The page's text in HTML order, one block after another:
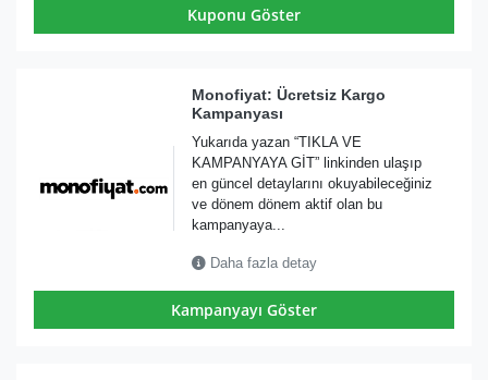
Kuponu Göster
Monofiyat: Ücretsiz Kargo
Kampanyası
Yukarıda yazan “TIKLA VE
KAMPANYAYA GİT” linkinden ulaşıp
en güncel detaylarını okuyabileceğiniz
ve dönem dönem aktif olan bu
kampanyaya...
Daha fazla detay
Kampanyayı Göster